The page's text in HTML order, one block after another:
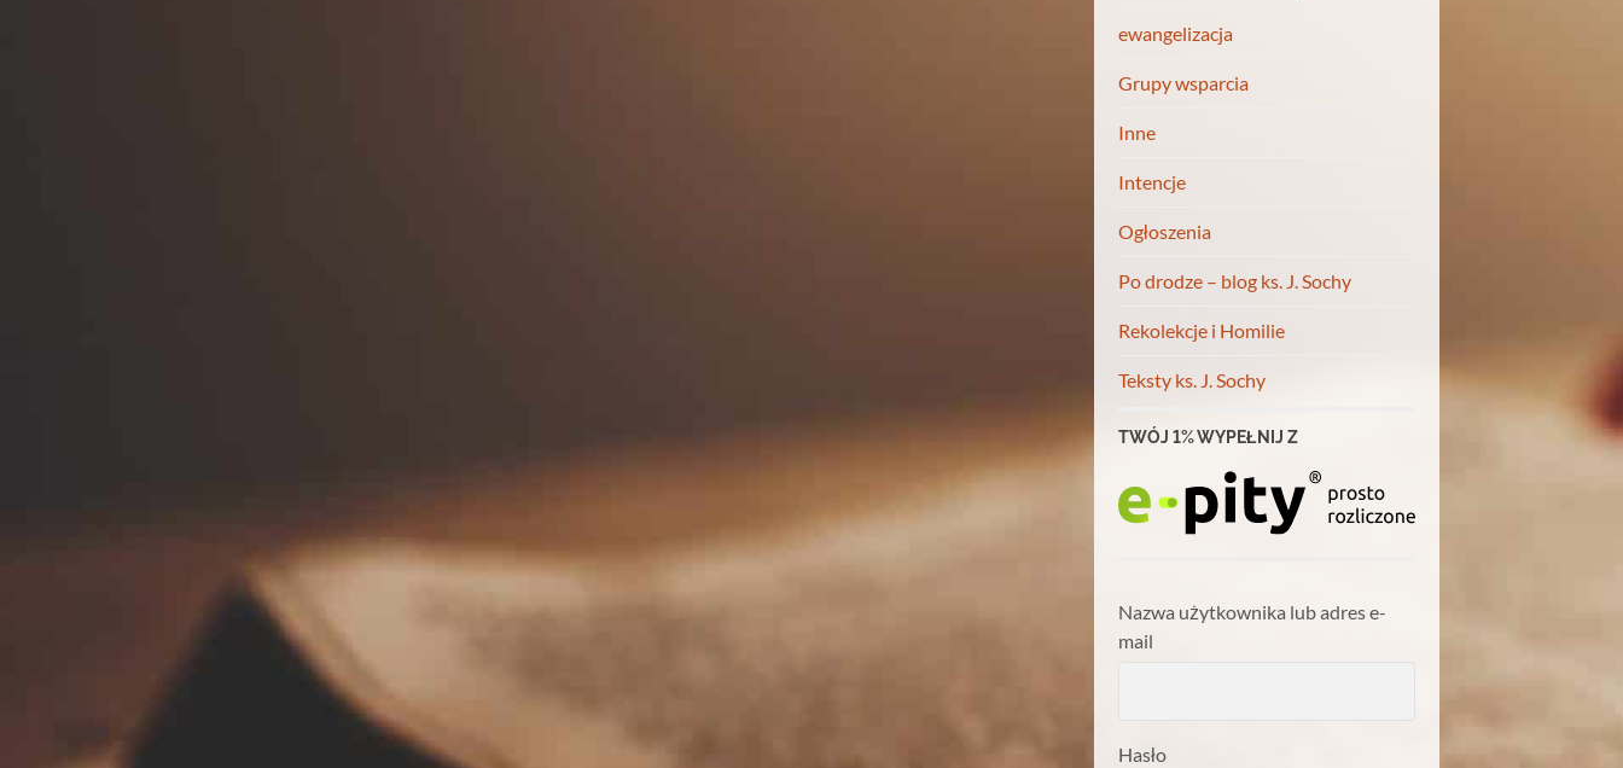
ewangelizacja
Grupy wsparcia
Inne
Intencje
Ogłoszenia
Po drodze – blog ks. J. Sochy
Rekolekcje i Homilie
Teksty ks. J. Sochy
TWÓJ 1% WYPEŁNIJ Z
Nazwa użytkownika lub adres e-
mail
Hasło